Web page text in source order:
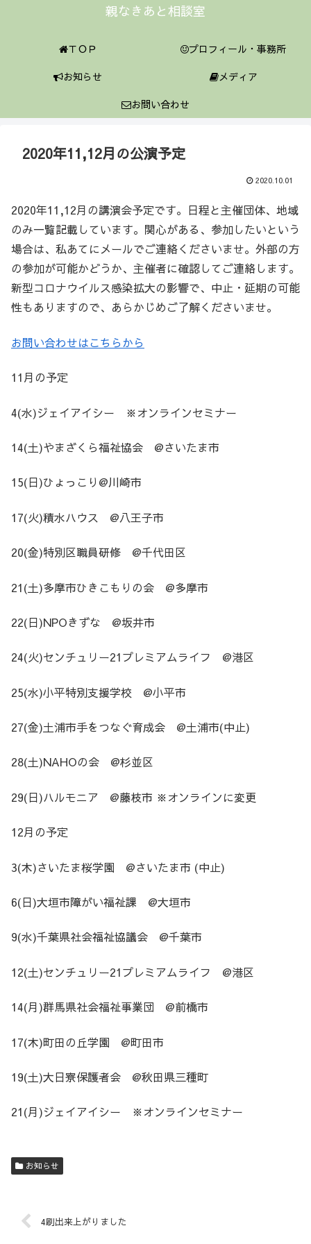
親なきあと相談室
ＴＯＰ
プロフィール・事務所
お知らせ
メディア
お問い合わせ
2020年11,12月の公演予定
2020.10.01
2020年11,12月の講演会予定です。日程と主催団体、地域
のみ一覧記載しています。関心がある、参加したいという
場合は、私あてにメールでご連絡くださいませ。外部の方
の参加が可能かどうか、主催者に確認してご連絡します。
新型コロナウイルス感染拡大の影響で、中止・延期の可能
性もありますので、あらかじめご了解くださいませ。
お問い合わせはこちらから
11月の予定
4(水)ジェイアイシー ※オンラインセミナー
14(土)やまざくら福祉協会 @さいたま市
15(日)ひょっこり@川崎市
17(火)積水ハウス @八王子市
20(金)特別区職員研修 @千代田区
21(土)多摩市ひきこもりの会 @多摩市
22(日)NPOきずな @坂井市
24(火)センチュリー21プレミアムライフ @港区
25(水)小平特別支援学校 @小平市
27(金)土浦市手をつなぐ育成会 @土浦市(中止)
28(土)NAHOの会 @杉並区
29(日)ハルモニア @藤枝市 ※オンラインに変更
12月の予定
3(木)さいたま桜学園 @さいたま市 (中止)
6(日)大垣市障がい福祉課 @大垣市
9(水)千葉県社会福祉協議会 @千葉市
12(土)センチュリー21プレミアムライフ @港区
14(月)群馬県社会福祉事業団 @前橋市
17(木)町田の丘学園 @町田市
19(土)大日寮保護者会 @秋田県三種町
21(月)ジェイアイシー ※オンラインセミナー
お知らせ
4刷出来上がりました